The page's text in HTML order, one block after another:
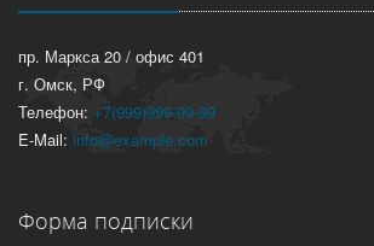
пр. Маркса 20 / офис 401
г. Омск, РФ
Телефон: +7(999)999-99-99
E-Mail: info@example.com
Форма подписки